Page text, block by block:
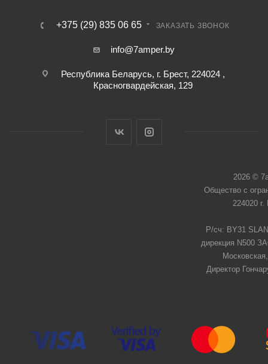
+375 (29) 835 06 65 ЗАКАЗАТЬ ЗВОНОК
info@7amper.by
Республика Беларусь, г. Брест, 224024 ,
Красногвардейская, 129
2026 ©
Общество с
224020
Р/сч: BY31
дирекция N500
Директор